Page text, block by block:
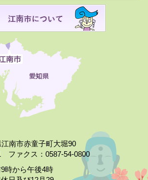
南市赤童子町大堀90
ファクス：0587-54-0800
時から午後4時